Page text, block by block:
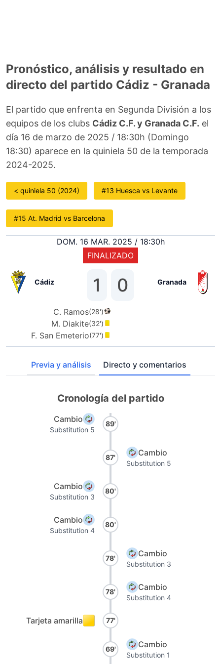
Pronóstico, análisis y resultado en
directo del partido Cádiz - Granada
El partido que enfrenta en Segunda División a los
equipos de los clubs Cádiz C.F. y Granada C.F. el
día 16 de marzo de 2025 / 18:30h (Domingo
18:30) aparece en la quiniela 50 de la temporada
2024-2025.
< quiniela 50 (2024) #13 Huesca vs Levante
#15 At. Madrid vs Barcelona
DOM. 16 MAR. 2025 / 18:30h
FINALIZADO
Cádiz 1 0 Granada
C. Ramos(28')
M. Diakite(32')
F. San Emeterio(77')
Previa y análisis Directo y comentarios
Cronología del partido
Cambio
Substitution 5
89'
87' Cambio
Substitution 5
Cambio
Substitution 3
80'
Cambio
Substitution 4
80'
78' Cambio
Substitution 3
78' Cambio
Substitution 4
Tarjeta amarilla 77'
69' Cambio
Substitution 1